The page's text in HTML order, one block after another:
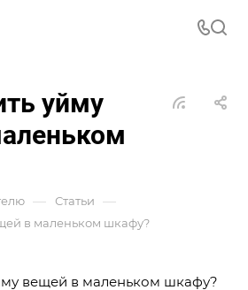
уйму
— Статьи —
в маленьком шкафу?